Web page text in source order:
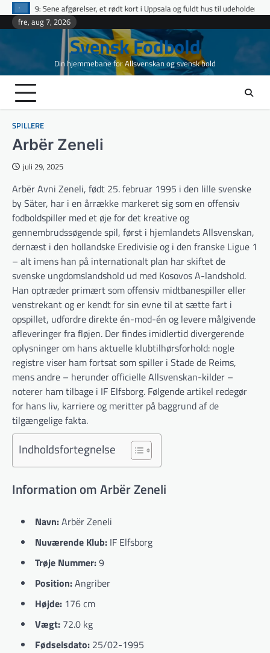
Skip
et rødt kort i Uppsala og fuldt hus til udeholdene i topopgør
Ettan
fre, aug 7, 2026
Svensk Fodbold
Din hjemmebane for Allsvenskan og svensk bold
SPILLERE
Arbër Zeneli
juli 29, 2025
Arbër Avni Zeneli, født 25. februar 1995 i den lille svenske
by Säter, har i en årrække markeret sig som en offensiv
fodboldspiller med et øje for det kreative og
gennembrudssøgende spil, først i hjemlandets Allsvenskan,
dernæst i den hollandske Eredivisie og i den franske Ligue 1
– alt imens han på internationalt plan har skiftet de
svenske ungdomslandshold ud med Kosovos A-landshold.
Han optræder primært som offensiv midtbanespiller eller
venstrekant og er kendt for sin evne til at sætte fart i
opspillet, udfordre direkte én-mod-én og levere målgivende
afleveringer fra fløjen. Der findes imidlertid divergerende
oplysninger om hans aktuelle klubtilhørsforhold: nogle
registre viser ham fortsat som spiller i Stade de Reims,
mens andre – herunder officielle Allsvenskan-​kilder –
noterer ham tilbage i IF Elfsborg. Følgende artikel redegør
for hans liv, karriere og meritter på baggrund af de
tilgængelige fakta.
Indholdsfortegnelse
Information om Arbër Zeneli
Navn:Arbër Zeneli
Nuværende Klub: IF Elfsborg
Trøje Nummer:9
Position:Angriber
Højde: 176 cm
Vægt: 72.0 kg
Fødselsdato: 25/02-1995